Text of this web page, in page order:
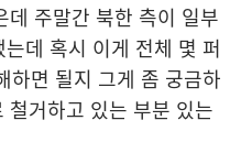
주말간 북한 측이 일부
데 혹시 이게 전체 몇 퍼
하면 될지 그게 좀 궁금하
거하고 있는 부분 있는